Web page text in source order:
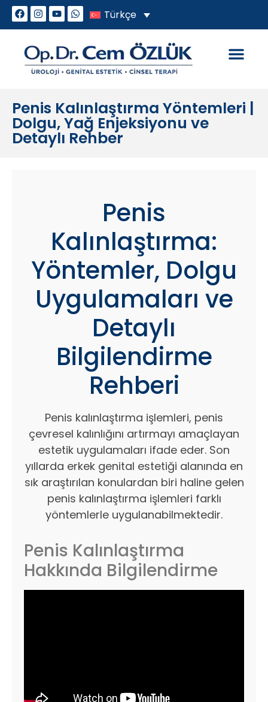
Türkçe
Penis Kalınlaştırma Yöntemleri |
Dolgu, Yağ Enjeksiyonu ve
Detaylı Rehber
Penis
Kalınlaştırma:
Yöntemler, Dolgu
Uygulamaları ve
Detaylı
Bilgilendirme
Rehberi
Penis kalınlaştırma işlemleri, penis
çevresel kalınlığını artırmayı amaçlayan
estetik uygulamaları ifade eder. Son
yıllarda erkek genital estetiği alanında en
sık araştırılan konulardan biri haline gelen
penis kalınlaştırma işlemleri farklı
yöntemlerle uygulanabilmektedir.
Penis Kalınlaştırma
Hakkında Bilgilendirme